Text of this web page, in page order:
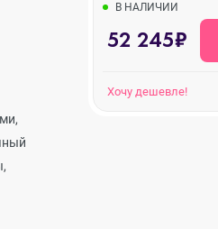
белого цвета
В НАЛИЧИИ
52 245₽
Хочу дешевле!